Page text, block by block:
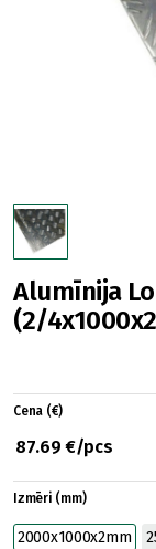
Alumīnija
(2/
Cena (€)
87.69 €/pcs
Izmēri (mm)
2000x1000x2mm